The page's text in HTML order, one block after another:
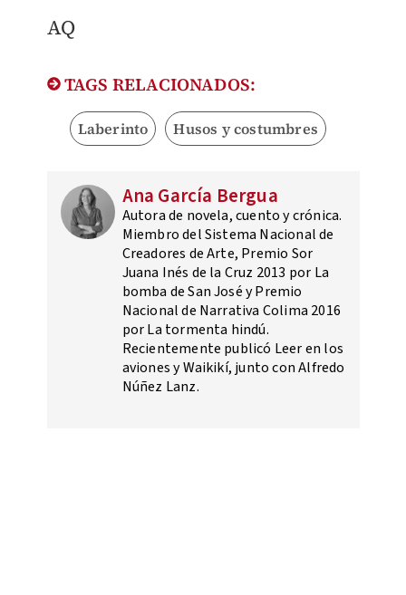
AQ
TAGS RELACIONADOS:
Laberinto Husos y costumbres
Ana García Bergua
Autora de novela, cuento y crónica.
Miembro del Sistema Nacional de
Creadores de Arte, Premio Sor
Juana Inés de la Cruz 2013 por La
bomba de San José y Premio
Nacional de Narrativa Colima 2016
por La tormenta hindú.
Recientemente publicó Leer en los
aviones y Waikikí, junto con Alfredo
Núñez Lanz.